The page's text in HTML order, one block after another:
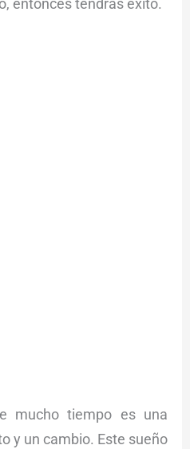
mucho tiempo es una
y un cambio. Este sueño